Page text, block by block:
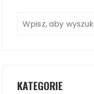
KATEGORIE